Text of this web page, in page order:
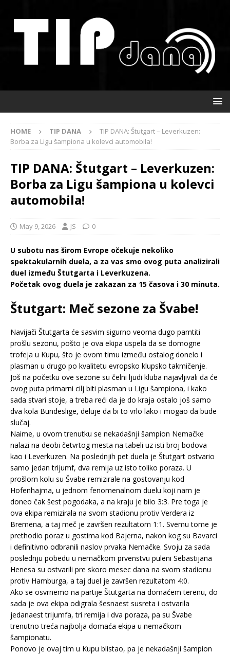
HOME TIP DANA
TIP DANA: Štutgart – Leverkuzen:
Borba za Ligu šampiona u kolevci automobila!
TIP DANA: Štutgart – Leverkuzen:
Borba za Ligu šampiona u kolevci
automobila!
May 9, 2026 JS 0
U subotu nas širom Evrope očekuje nekoliko
spektakularnih duela, a za vas smo ovog puta analizirali
duel između Štutgarta i Leverkuzena.
Početak ovog duela je zakazan za 15 časova i 30 minuta.
Štutgart: Meč sezone za Švabe!
Navijači Štutgarta će sasvim sigurno veoma dugo pamtiti
prošlu sezonu, pošto je ova ekipa uspela da se domogne
trofeja u Kupu, što je ovom timu između ostalog donelo i
plasman u drugo po kvalitetu evropsko klupsko takmičenje.
Još na početku ove sezone su čelni ljudi kluba najavljivali da će
ovog puta primarni cilj biti plasman u Ligu šampiona, i kako
sada stvari stoje, a treba reći da je do kraja ostalo još samo
dva kola Bundeslige, deluje da bi to vrlo lako i mogao da bude
slučaj.
Naime, u ovom trenutku se nekadašnji šampion Nemačke
nalazi na deobi četvrtog mesta na tabeli uz isti broj bodova
kao i Leverkuzen. Na poslednjih pet duela je Štutgart ostvario
samo jedan trijumf, dva remija uz isto toliko poraza. U
prošlom kolu su Švabe remizirale na gostovanju kod
Hofenhajma, u jednom fenomenalnom duelu koji nam je
doneo čak šest pogodaka, a na kraju je bilo 3:3. Pre toga je
ova ekipa remizirala na svom stadionu protiv Verdera iz
Bremena, a taj meč je završen rezultatom 1:1. Svemu tome je
prethodio poraz u gostima kod Bajerna, nakon kog su Bavarci
i definitivno odbranili naslov prvaka Nemačke. Svoju za sada
poslednju pobedu u nemačkom prvenstvu puleni Sebastijana
Henesa su ostvarili pre skoro mesec dana na svom stadionu
protiv Hamburga, a taj duel je završen rezultatom 4:0.
Ako se osvrnemo na partije Štutgarta na domaćem terenu, do
sada je ova ekipa odigrala šesnaest susreta i ostvarila
jedanaest trijumfa, tri remija i dva poraza, pa su Švabe
trenutno treća najbolja domaća ekipa u nemačkom
šampionatu.
Ponovo je ovaj tim u Kupu blistao, pa je nekadašnji šampion